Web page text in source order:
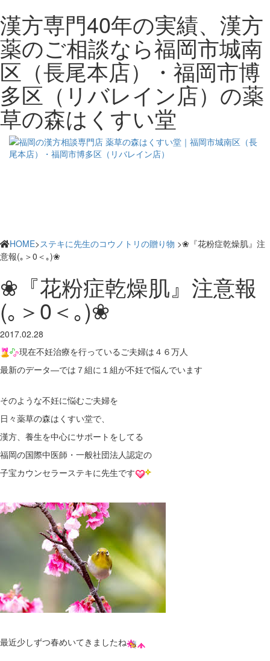
漢方専門40年の実績、漢方
薬のご相談なら福岡市城南
区（長尾本店）・福岡市博
多区（リバレイン店）の薬
草の森はくすい堂
HOME>ステキに先生のコウノトリの贈り物 >❀『花粉症乾燥肌』注
意報(｡＞0＜｡)❀
❀『花粉症乾燥肌』注意報
(｡＞0＜｡)❀
2017.02.28
現在不妊治療を行っているご夫婦は４６万人
最新のデータ―では７組に１組が不妊で悩んでいます
そのような不妊に悩むご夫婦を
日々薬草の森はくすい堂で、
漢方、養生を中心にサポートをしてる
福岡の国際中医師・一般社団法人認定の
子宝カウンセラーステキに先生です
最近少しずつ春めいてきましたね